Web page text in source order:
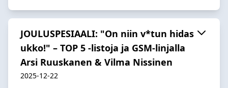
JOULUSPESIAALI: "On niin v*tun hidas
ukko!" – TOP 5 -listoja ja GSM-linjalla
Arsi Ruuskanen & Vilma Nissinen
2025-12-22